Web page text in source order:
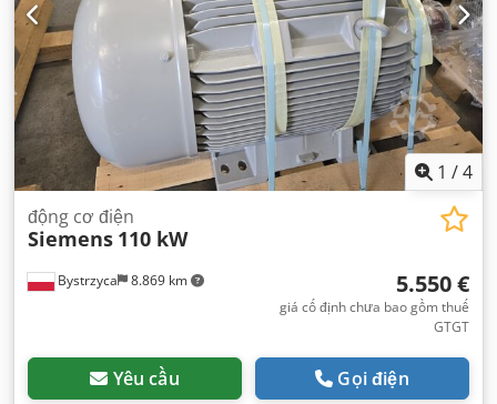
1 /4
Bystrzyca 8.869 km
động cơ điện
Siemens 110 kW
5.550 €
giá cố định chưa bao gồm thuế
GTGT
Yêu cầu Gọi điện